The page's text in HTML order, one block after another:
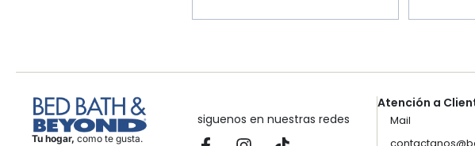
Tu hogar, como te gusta.
siguenos en nuestras redes
Atención a
Mail